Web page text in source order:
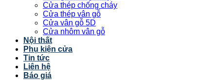
Cửa thép chống cháy
Cửa thép vân gỗ
Cửa vân gỗ 5D
Cửa nhôm vân gỗ
Nội thất
Phụ kiện cửa
Tin tức
Liên hệ
Báo giá